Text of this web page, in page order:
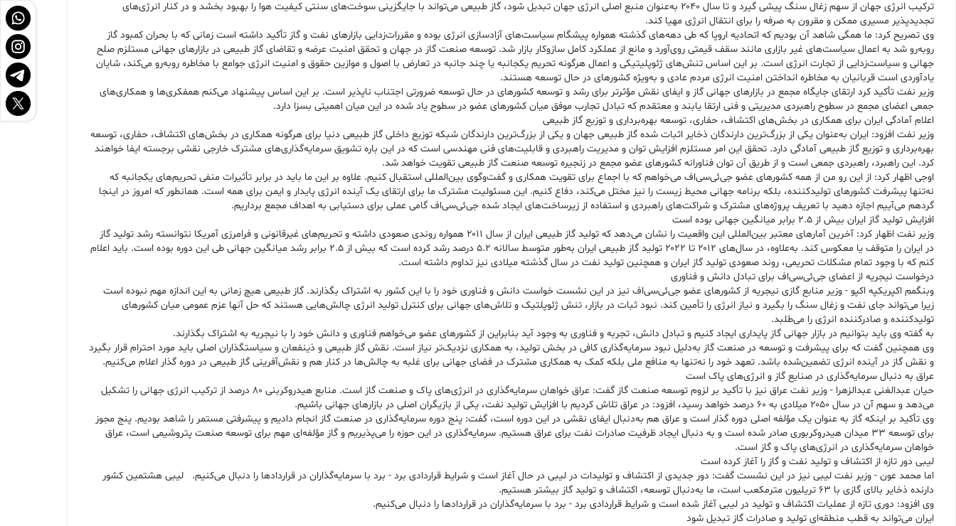
ترکیب انرژی جهان از سهم زغال سنگ پیشی گیرد و تا سال ۲۰۴۰ به‌عنوان منبع اصلی انرژی جهان تبدیل شود، گاز طبیعی می‌تواند با جایگزینی سوخت‌های سنتی کیفیت هوا را بهبود بخشد و در کنار انرژی‌های
تجدیدپذیر مسیری ممکن و مقرون به صرفه را برای انتقال انرژی مهیا کند.
وی تصریح کرد: ما همگی شاهد آن بودیم که اتحادیه اروپا که طی دهه‌های گذشته همواره پیشگام سیاست‌های آزادسازی انرژی بوده و مقررات‌زدایی بازارهای نفت و گاز تأکید داشته است زمانی که با بحران کمبود گاز
روبه‌رو شد به اعمال سیاست‌های غیر بازاری مانند سقف قیمتی روی‌آورد و مانع از عملکرد کامل سازوکار بازار شد. توسعه صنعت گاز در جهان و تحقق امنیت عرضه و تقاضای گاز طبیعی در بازارهای جهانی مستلزم صلح
جهانی و سیاست‌زدایی از تجارت انرژی است. بر این اساس تنش‌های ژئوپلیتیکی و اعمال هرگونه تحریم یکجانبه یا چند جانبه در تعارض با اصول و موازین حقوق و امنیت انرژی جوامع با مخاطره روبه‌رو می‌کند، شایان
یادآوردی است قربانیان به مخاطره انداختن امنیت انرژی مردم عادی و به‌ویژه کشورهای در حال توسعه هستند.
وزیر نفت تأکید کرد ارتقای جایگاه مجمع در بازارهای جهانی گاز و ایفای نقش مؤثرتر برای رشد و توسعه کشورهای در حال توسعه ضرورتی اجتناب ناپذیر است. بر این اساس پیشنهاد می‌کنم همفکری‌ها و همکاری‌های
جمعی اعضای مجمع در سطوح راهبردی مدیریتی و فنی ارتقا یابند و معتقدم که تبادل تجارب موفق میان کشورهای عضو در سطوح یاد شده در این میان اهمیتی بسزا دارد.
اعلام آمادگی ایران برای همکاری در بخش‌های اکتشاف، حفاری، توسعه بهره‌برداری و توزیع گاز طبیعی
وزیر نفت افزود: ایران به‌عنوان یکی از بزرگ‌ترین دارندگان ذخایر اثبات شده گاز طبیعی جهان و یکی از بزرگ‌ترین دارندگان شبکه توزیع داخلی گاز طبیعی دنیا برای هرگونه همکاری در بخش‌های اکتشاف، حفاری، توسعه
بهره‌برداری و توزیع گاز طبیعی آمادگی دارد. تحقق این امر مستلزم افزایش توان و مدیریت راهبردی و قابلیت‌های فنی مهندسی است که در این باره تشویق سرمایه‌گذاری‌های مشترک خارجی نقشی برجسته ایفا خواهند
کرد. این راهبرد، راهبردی جمعی است و از طریق آن توان فناورانه کشورهای عضو مجمع در زنجیره توسعه صنعت گاز طبیعی تقویت خواهد شد.
اوجی اظهار کرد: از این رو من از همه کشورهای عضو جی‌ئی‌سی‌اف می‌خواهم که با اجماع برای تقویت همکاری و گفت‌وگوی بین‌المللی استقبال کنیم. علاوه بر این ما باید در برابر تأثیرات منفی تحریم‌های یکجانبه که
نه‌تنها پیشرفت کشورهای تولیدکننده، بلکه برنامه جهانی محیط زیست را نیز مختل می‌کند، دفاع کنیم. این مسئولیت مشترک ما برای ارتقای یک آینده انرژی پایدار و ایمن برای همه است. همانطور که امروز در اینجا
گردهم می‌آییم اجازه دهید با تعریف پروژه‌های مشترک و شراکت‌های راهبردی و استفاده از زیرساخت‌های ایجاد شده جی‌ئی‌سی‌اف گامی عملی برای دستیابی به اهداف مجمع برداریم.
افزایش تولید گاز ایران بیش از ۲.۵ برابر میانگین جهانی بوده است
وزیر نفت اظهار کرد: آخرین آمارهای معتبر بین‌المللی این واقعیت را نشان می‌دهد که تولید گاز طبیعی ایران از سال ۲۰۱۱ همواره روندی صعودی داشته و تحریم‌های غیرقانونی و فرامرزی آمریکا نتوانسته رشد تولید گاز
در ایران را متوقف یا معکوس کند. به‌علاوه، در سال‌های ۲۰۱۲ تا ۲۰۲۲ تولید گاز طبیعی ایران به‌طور متوسط سالانه ۵.۲ درصد رشد کرده است که بیش از ۲.۵ برابر رشد میانگین جهانی طی این دوره بوده است. باید اعلام
کنم که با وجود تمام مشکلات تحریمی، روند صعودی تولید گاز ایران و همچنین تولید نفت در سال گذشته میلادی نیز تداوم داشته است.
درخواست نیجریه از اعضای جی‌ئی‌سی‌اف برای تبادل دانش و فناوری
وبنگمم اکپریکپه اکپو - وزیر منابع گازی نیجریه از کشورهای عضو جی‌ئی‌سی‌اف نیز در این نشست خواست دانش و فناوری خود را با این کشور به اشتراک بگذارند. گاز طبیعی هیچ زمانی به این اندازه مهم نبوده است
زیرا می‌تواند جای نفت و زغال سنگ را بگیرد و نیاز انرژی را تأمین کند. نبود ثبات در بازار، تنش ژئوپلتیک و تلاش‌های جهانی برای کنترل تولید انرژی چالش‌هایی هستند که حل آنها عزم عمومی میان کشورهای
تولیدکننده و صادرکننده انرژی را می‌طلبد.
به گفته وی باید بتوانیم در بازار جهانی گاز پایداری ایجاد کنیم و تبادل دانش، تجربه و فناوری به وجود آید بنابراین از کشورهای عضو می‌خواهم فناوری و دانش خود را با نیجریه به اشتراک بگذارند.
وی همچنین گفت که برای پیشرفت و توسعه در صنعت گاز به‌دلیل نبود سرمایه‌گذاری کافی در بخش تولید، به همکاری نزدیک‌تر نیاز است. نقش گاز طبیعی و ذینفعان و سیاستگذاران اصلی باید مورد احترام قرار بگیرد
و نقش گاز در آینده انرژی تضمین‌شده باشد. تعهد خود را نه‌تنها به منافع ملی بلکه کمک به همکاری مشترک در فضای جهانی برای غلبه به چالش‌ها در کنار هم و نقش‌آفرینی گاز طبیعی در دوره گذار اعلام می‌کنیم.
عراق به دنبال سرمایه‌گذاری در صنایع گاز و انرژی‌های پاک است
حیان عبدالغنی عبدالزهرا - وزیر نفت عراق نیز با تأکید بر لزوم توسعه صنعت گاز گفت: عراق خواهان سرمایه‌گذاری در انرژی‌های پاک و صنعت گاز است. منابع هیدروکربنی ۸۰ درصد از ترکیب انرژی جهانی را تشکیل
می‌دهد و سهم آن در سال ۲۰۵۰ میلادی به ۶۰ درصد خواهد رسید، افزود: در عراق تلاش کردیم با افزایش تولید نفت، یکی از بازیگران اصلی در بازارهای جهانی باشیم.
وی تأکید بر اینکه گاز به عنوان یک مؤلفه اصلی دوره گذار است و عراق هم به‌دنبال ایفای نقشی در این دوره است، گفت: پنج دوره سرمایه‌گذاری در صنعت گاز انجام دادیم و پیشرفتی مستمر را شاهد بودیم. پنج مجوز
برای توسعه ۳۳ میدان هیدروکربوری صادر شده است و به دنبال ایجاد ظرفیت صادرات نفت برای عراق هستیم. سرمایه‌گذاری در این حوزه را می‌پذیریم و گاز مؤلفه‌ای مهم برای توسعه صنعت پتروشیمی است، عراق
خواهان سرمایه‌گذاری در انرژی‌های پاک و گاز است.
لیبی دور تازه از اکتشاف‌ و تولید نفت و گاز را آغاز کرده است
اما محمد عون - وزیر نفت لیبی نیز در این نشست گفت: دور جدیدی از اکتشاف‌ و تولیدات در لیبی در حال آغاز است و شرایط قراردادی برد - برد با سرمایه‌گذاران در قراردادها را دنبال می‌کنیم. لیبی هشتمین کشور
دارنده ذخایر بالای گازی با ۶۳ تریلیون مترمکعب است، ما به‌دنبال توسعه، اکتشاف و تولید گاز بیشتر هستیم.
وی افزود: دوری تازه از عملیات اکتشاف‌ و تولید در لیبی آغاز شده است و شرایط قراردادی برد - برد با سرمایه‌گذاران در قراردادها را دنبال می‌کنیم.
ایران می‌تواند به قطب منطقه‌ای تولید و صادرات گاز تبدیل شود